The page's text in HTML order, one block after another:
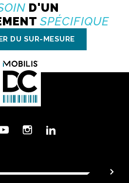
D'UN
SPÉCIFIQUE
DU SUR-MESURE
YouTube Instagram